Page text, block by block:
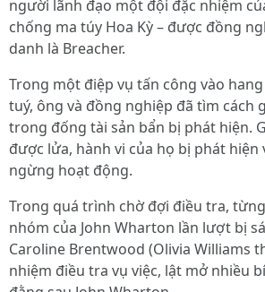
người lãnh đạo một đội đặc nhiệm
chống ma túy Hoa Kỳ – được đồng
danh là Breacher.
Trong một điệp vụ tấn công vào
tuý, ông và đồng nghiệp đã tìm cách
trong đống tài sản bẩn bị phát hiện.
được lửa, hành vi của họ bị phát hiện
ngừng hoạt động.
Trong quá trình chờ đợi điều tra,
nhóm của John Wharton lần lượt bị
Caroline Brentwood (Olivia Williams
nhiệm điều tra vụ việc, lật mở nhiều